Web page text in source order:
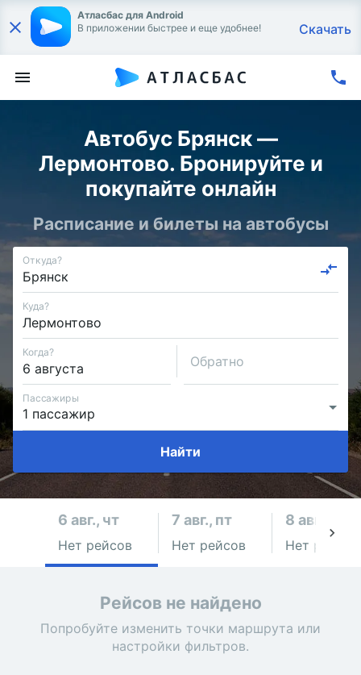
Атласбас для Android
В приложении быстрее и еще удобнее!
Скачать
Автобус Брянск —
Лермонтово. Бронируйте и
покупайте онлайн
Расписание и билеты на автобусы
Откуда?
Куда?
Когда?
Обратно
Пассажиры
Найти
6 авг., чт
Нет рейсов
7 авг., пт
Нет рейсов
8 авг., сб
Нет рейсов
Рейсов не найдено
Попробуйте изменить точки маршрута или
настройки фильтров.